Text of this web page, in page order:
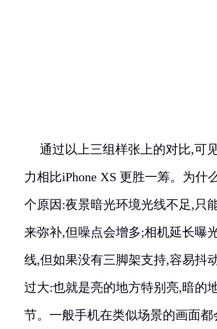
通过以上三组样张上的对比,可
力相比iPhone XS 更胜一筹。为什
个原因:夜景暗光环境光线不足,只
来弥补,但噪点会增多;相机延长曝
线,但如果没有三脚架支持,容易抖
过大:也就是亮的地方特别亮,暗的
节。一般手机在类似场景的画面